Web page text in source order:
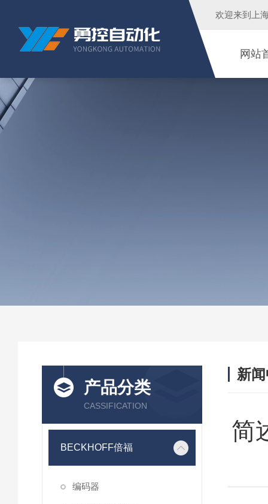
欢迎来到 上
网站
产品分类
CASSIFICATION
BECKHOFF倍福
编码器
新
简